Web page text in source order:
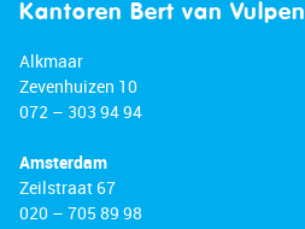
Kantoren Bert van Vulpen
Alkmaar
Zevenhuizen 10
072 – 303 94 94
Amsterdam
Zeilstraat 67
020 – 705 89 98